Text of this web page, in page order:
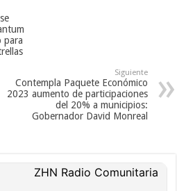
para
Siguiente
Contempla Paquete Económico
2023 aumento de participaciones
del 20% a municipios:
Gobernador David Monreal